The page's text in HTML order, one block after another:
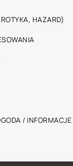
HAZARD)
/ INFORMACJE